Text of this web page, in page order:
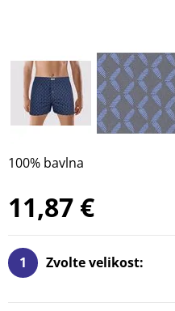
100% bavlna
11,87 €
1 Zvolte velikost: